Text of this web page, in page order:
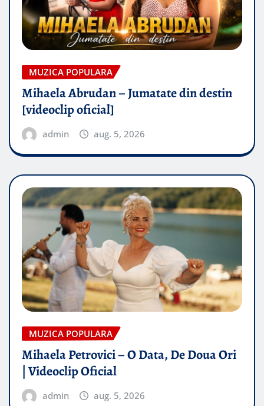
MUZICA POPULARA
Mihaela Abrudan – Jumatate din destin
[videoclip oficial]
admin aug. 5, 2026
MUZICA POPULARA
Mihaela Petrovici – O Data, De Doua Ori
| Videoclip Oficial
admin aug. 5, 2026